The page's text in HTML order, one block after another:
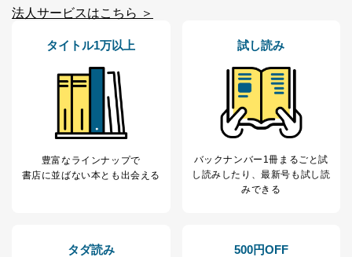
法人サービスはこちら ＞
タイトル1万以上
豊富なラインナップで
書店に並ばない本とも出会える
試し読み
バックナンバー1冊まるごと試
し読み したり、最新号も試し読
みできる
タダ読み 500円OFF